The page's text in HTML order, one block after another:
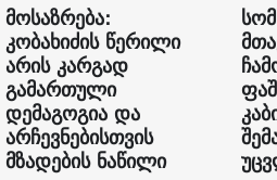
მოსაზრება:
კობახიძის წერილი
არის კარგად
გამართული
დემაგოგია და
არჩევნებისთვის
მზადების ნაწილი